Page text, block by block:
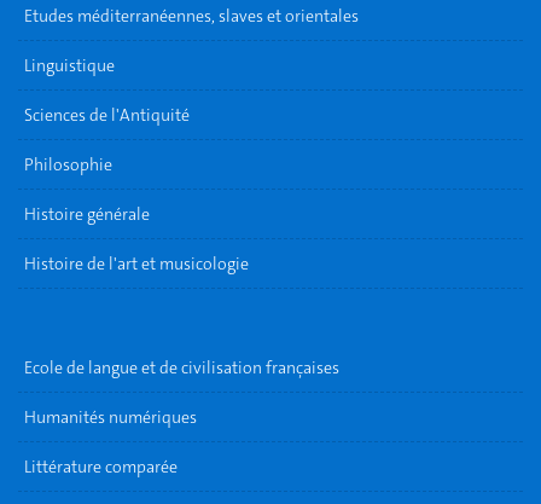
Etudes méditerranéennes, slaves et orientales
Linguistique
Sciences de l'Antiquité
Philosophie
Histoire générale
Histoire de l'art et musicologie
Ecole de langue et de civilisation françaises
Humanités numériques
Littérature comparée